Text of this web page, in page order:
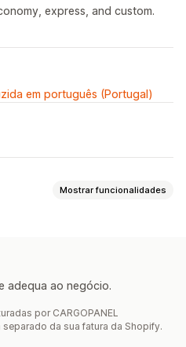
express, and custom.
em português (Portugal)
Mostrar funcionalidades
adequa ao negócio.
por CARGOPANEL
separado da sua fatura da Shopify.